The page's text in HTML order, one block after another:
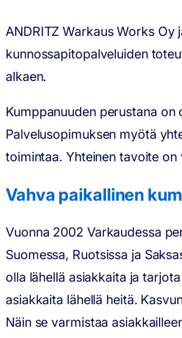
ANDRITZ Warkaus Works
kunnossapitopalveluiden
alkaen.
Kumppanuuden perustana
Palvelusopimuksen myötä
toimintaa. Yhteinen tavoite
Vahva paikallinen
Vuonna 2002 Varkaudessa
Suomessa, Ruotsissa ja
olla lähellä asiakkaita ja
asiakkaita lähellä heitä.
Näin se varmistaa